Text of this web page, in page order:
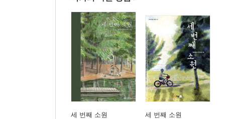
세 번째 소원 세 번째 소원